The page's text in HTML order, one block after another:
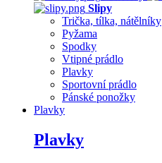
Slipy
Trička, tílka, nátělníky
Pyžama
Spodky
Vtipné prádlo
Plavky
Sportovní prádlo
Pánské ponožky
Plavky
Plavky